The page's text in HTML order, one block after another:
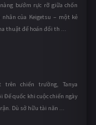
bướm rực rỡ giữa chốn
của Keigetsu – một kẻ
thuật để hoán đổi th ...
chiến trường, Tanya
Đế quốc khi cuộc chiến ngày
Dù sở hữu tài năn ...